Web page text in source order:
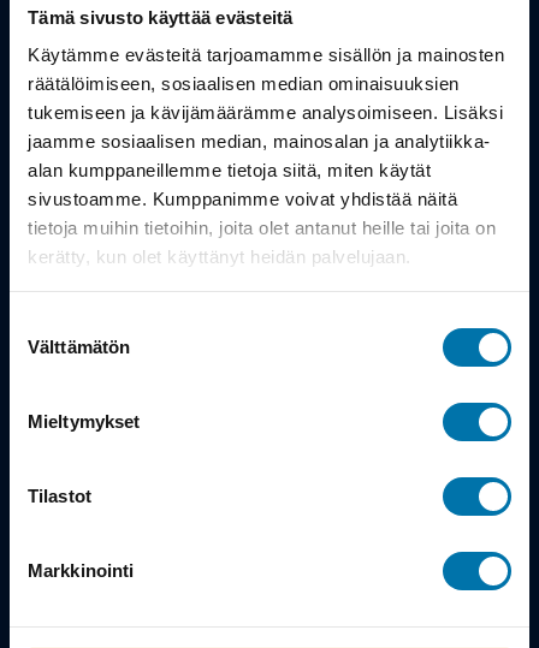
Tämä sivusto käyttää evästeitä
Käytämme evästeitä tarjoamamme sisällön ja mainosten
räätälöimiseen, sosiaalisen median ominaisuuksien
tukemiseen ja kävijämäärämme analysoimiseen. Lisäksi
jaamme sosiaalisen median, mainosalan ja analytiikka-
alan kumppaneillemme tietoja siitä, miten käytät
sivustoamme. Kumppanimme voivat yhdistää näitä
tietoja muihin tietoihin, joita olet antanut heille tai joita on
kerätty, kun olet käyttänyt heidän palvelujaan.
valinta
Välttämätön
Mieltymykset
Tilastot
Markkinointi
Työsuhdepyörä
Info
Toimitus